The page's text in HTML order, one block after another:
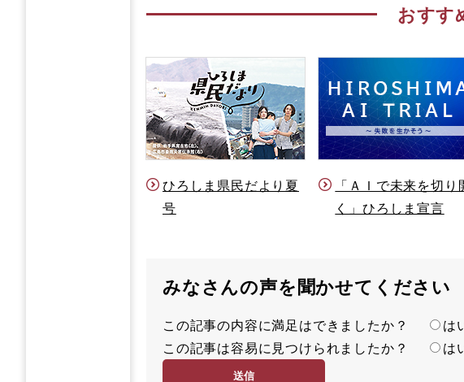
おすす
ひろしま県民だより夏
号
「ＡＩで未来を切り
く」ひろしま宣言
みなさんの声を聞かせてください
満
足
この記事の内容に満足はできましたか？ は
容
この記事は容易に見つけられましたか？ は